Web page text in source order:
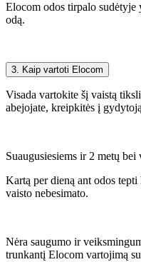
Elocom odos tirpalo
odą.
3. Kaip vartoti Elocom
Visada vartokite šį vaistą
abejojate, kreipkitės į
Suaugusiesiems ir 2 metų
Kartą per dieną ant odos
vaisto nebesimato.
Nėra saugumo ir
trunkantį Elocom vartojimą